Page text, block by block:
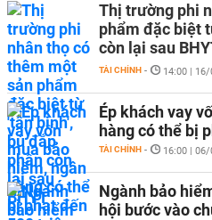
Thị trường phi
phẩm đặc biệt
còn lại sau
TÀI CHÍNH - 14:00 |
Ép khách vay
hàng có thể bị
TÀI CHÍNH - 16:00 |
Ngành bảo
hội bước vào